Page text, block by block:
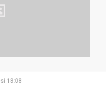
18:08